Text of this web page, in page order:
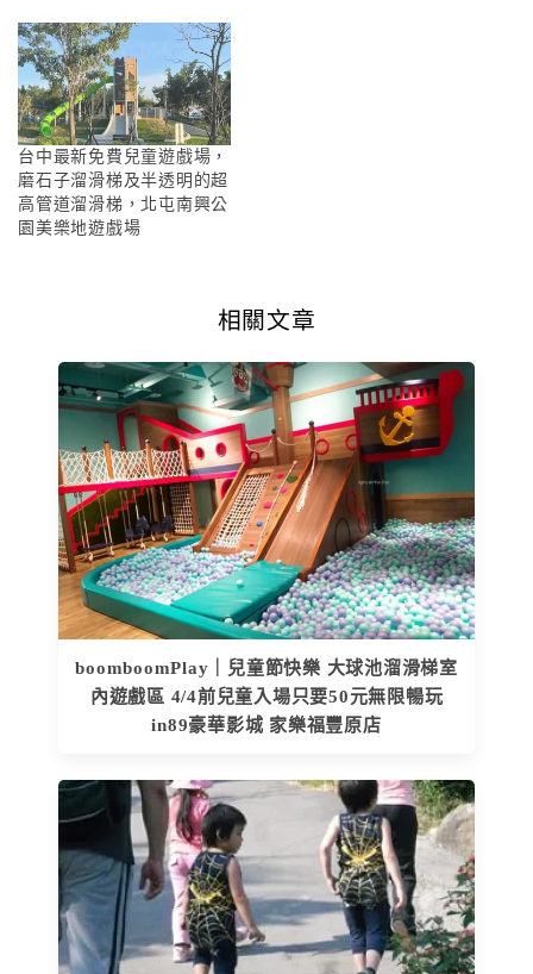
台中最新免費兒童遊戲場，
磨石子溜滑梯及半透明的超
高管道溜滑梯，北屯南興公
園美樂地遊戲場
相關文章
boomboomPlay｜兒童節快樂 大球池溜滑梯室
內遊戲區 4/4前兒童入場只要50元無限暢玩
in89豪華影城 家樂福豐原店